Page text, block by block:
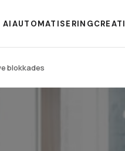
AIAUTOMATISERING
blokkades